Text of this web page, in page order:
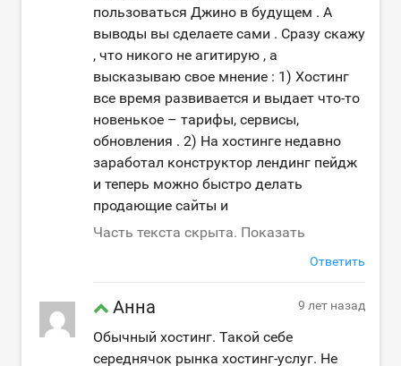
пользоваться Джино в будущем . А
выводы вы сделаете сами . Сразу скажу
, что никого не агитирую , а
высказываю свое мнение : 1) Хостинг
все время развивается и выдает что-то
новенькое – тарифы, сервисы,
обновления . 2) На хостинге недавно
заработал конструктор лендинг пейдж
и теперь можно быстро делать
продающие сайты и
Часть текста скрыта. Показать
Ответить
Анна 9 лет назад
Обычный хостинг. Такой себе
середнячок рынка хостинг-услуг. Не